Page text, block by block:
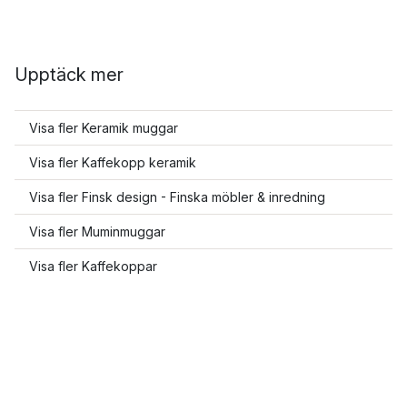
Upptäck mer
Visa fler Keramik muggar
Visa fler Kaffekopp keramik
Visa fler Finsk design - Finska möbler & inredning
Visa fler Muminmuggar
Visa fler Kaffekoppar